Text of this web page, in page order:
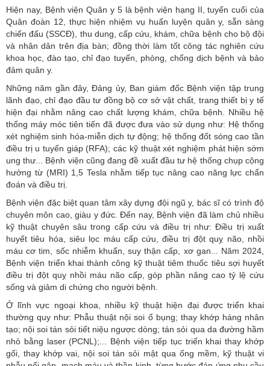
Hiện nay, Bệnh viện Quân y 5 là bệnh viện hạng II, tuyến cuối của
Quân đoàn 12, thực hiện nhiệm vụ huấn luyện quân y, sẵn sàng
chiến đấu (SSCĐ), thu dung, cấp cứu, khám, chữa bệnh cho bộ đội
và nhân dân trên địa bàn; đồng thời làm tốt công tác nghiên cứu
khoa học, đào tạo, chỉ đạo tuyến, phòng, chống dịch bệnh và bảo
đảm quân y.
Những năm gần đây, Đảng ủy, Ban giám đốc Bệnh viện tập trung
lãnh đạo, chỉ đạo đầu tư đồng bộ cơ sở vật chất, trang thiết bị y tế
hiện đại nhằm nâng cao chất lượng khám, chữa bệnh. Nhiều hệ
thống máy móc tiên tiến đã được đưa vào sử dụng như: Hệ thống
xét nghiệm sinh hóa-miễn dịch tự động; hệ thống đốt sóng cao tần
điều trị u tuyến giáp (RFA); các kỹ thuật xét nghiệm phát hiện sớm
ung thư... Bệnh viện cũng đang đề xuất đầu tư hệ thống chụp cộng
hưởng từ (MRI) 1,5 Tesla nhằm tiếp tục nâng cao năng lực chẩn
đoán và điều trị.
Bệnh viện đặc biệt quan tâm xây dựng đội ngũ y, bác sĩ có trình độ
chuyên môn cao, giàu y đức. Đến nay, Bệnh viện đã làm chủ nhiều
kỹ thuật chuyên sâu trong cấp cứu và điều trị như: Điều trị xuất
huyết tiêu hóa, siêu lọc máu cấp cứu, điều trị đột quỵ não, nhồi
máu cơ tim, sốc nhiễm khuẩn, suy thận cấp, xơ gan... Năm 2024,
Bệnh viện triển khai thành công kỹ thuật tiêm thuốc tiêu sợi huyết
điều trị đột quỵ nhồi máu não cấp, góp phần nâng cao tỷ lệ cứu
sống và giảm di chứng cho người bệnh.
Ở lĩnh vực ngoại khoa, nhiều kỹ thuật hiện đại được triển khai
thường quy như: Phẫu thuật nội soi ổ bụng; thay khớp háng nhân
tạo; nội soi tán sỏi tiết niệu ngược dòng; tán sỏi qua da đường hầm
nhỏ bằng laser (PCNL);... Bệnh viện tiếp tục triển khai thay khớp
gối, thay khớp vai, nội soi tán sỏi mật qua ống mềm, kỹ thuật vi